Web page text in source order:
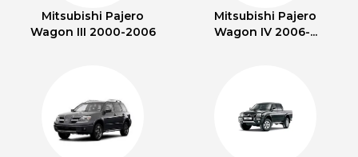
Mitsubishi Pajero
Wagon III 2000-2006
Mitsubishi Pajero
Wagon IV 2006-...